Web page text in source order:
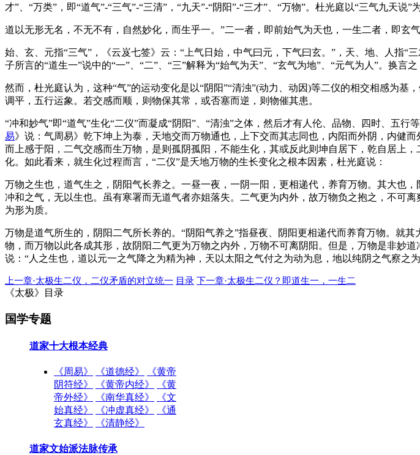
才”、“万类”，即“道气”-“三气”-“三清”，“九天”-“阴阳”-“三才”、“万物”。杜光庭以“三气九天说
道以无形无名，不无不有，自然妙化，而生乎一。”二一者，即前始气为天也，一生二者，即玄
始、玄、元指“三气”，《云岌七签》云：“上气日始，中气曰元，下气曰玄。”，天、地、人指
子所言的“道生一”说中的“一”、“二”、“三”解释为“始气为天”、“玄气为地”、“元气为人”。换言
然而，杜光庭认为，这种“气”的运动变化是以“阴阳”“清浊”(动力、动因)等二仪的相交相感为
调平，五行运象。若交感而顺，则物保其常，或否塞而逆，则物催其患。
“冲和妙气”即“道气”生化“二仪”而凝成“阴阳”、“清浊”之体，然后才有人伦、品物、四时、五
易》说：气周易》乾下坤上为泰，天地交而万物通也，上下交而其志同也，内阳而外阴，内健
而上感于阳，二气交感而生万物，是则孤阴孤阳，不能生化，其或反此则坤自居下，乾自居上
化。如此看来，就生化过程而言，“二仪”是夭地万物的生长变化之根本因素，杜光庭说：
万物之生也，道气生之，阴阳气长养之。一昼一夜，一阴一阳，更相递代，养育万物。其大也
冲和之气，无以生也。虽有寒署而无道气者亦姐落失。二气更为内外，故万物负之抱之，不可
为形为质。
万物是道气所生的，阴阳二气所长养的。“阴阳气养之”指昼夜、阴阳更相递代而养育万物。就
物，而万物以此各成其形，故阴阳二气更为万物之内外，万物不可离阴阳。但是，万物是非妙
说：“人之生也，道以元一之气降之为精为神，天以太阳之气付之为动为息，地以纯阴之气察之
上一章·太极生二仪，二仪矛盾的对立统一 目录 下一章·太极生二仪？即道生一，一生二
《太极》目录
国学专题
道家十大根本经典
《周易》 《道德经》
《黄帝
阴符经》
《黄帝内经》
《黄
帝外经》
《南华真经》
《文
始真经》
《冲虚真经》
《通
玄真经》
《清静经》
道家文始派法脉传承